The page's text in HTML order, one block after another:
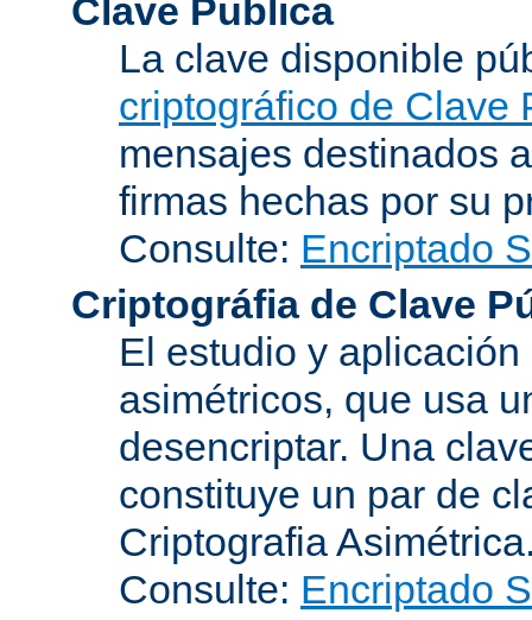
Clave Publica
La clave disponible
criptográfico de Clave
mensajes destinados
firmas hechas por su
Consulte: Encriptado
Criptográfia de Clave
El estudio y
asimétricos, que usa
desencriptar. Una
constituye un par de
Criptografia
Consulte: Encriptado